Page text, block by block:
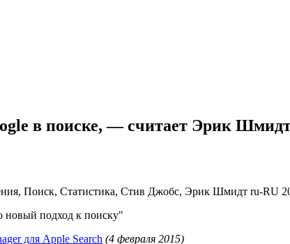
в поиске, — считает Эрик
Поиск, Статистика, Стив Джобс, Эрик Шмидт ru-RU
подход к поиску"
для Apple Search (4 февраля 2015)